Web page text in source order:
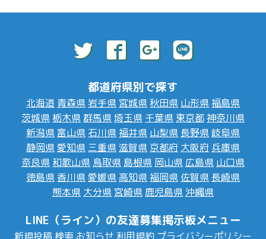
都道府県別で探す
北海道 青森県 岩手県 宮城県 秋田県 山形県福島県
茨城県 栃木県群馬県埼玉県 千葉県 東京都神奈川県
新潟県 富山県 石川県福井県 山梨県 長野県 岐阜県
静岡県愛知県 三重県滋賀県 京都府 大阪府 兵庫県
奈良県 和歌山県 鳥取県 島根県 岡山県 広島県 山口県
徳島県 香川県愛媛県 高知県福岡県 佐賀県 長崎県
熊本県 大分県 宮崎県 鹿児島県 沖縄県
LINE（ライン）の友達募集掲示板メニュー
新規投稿 検索 お知らせ 利用規約 プライバシーポリシー